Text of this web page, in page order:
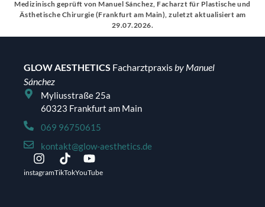
Medizinisch geprüft von Manuel Sánchez, Facharzt für Plastische und
Ästhetische Chirurgie (Frankfurt am Main), zuletzt aktualisiert am
29.07.2026.
GLOWAESTHETICS Facharztpraxisby Manuel
Sánchez
Myliusstraße 25a
60323 Frankfurt am Main
069 96750615
kontakt@glow-aesthetics.de
instagramTikTokYouTube